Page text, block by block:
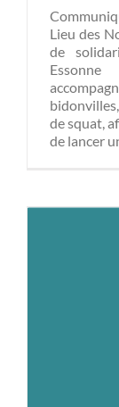
Lieu des
de
de squat,
de lancer